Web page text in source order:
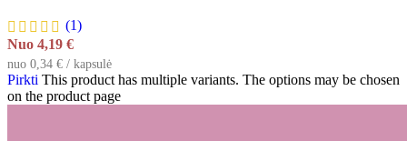
(1)
Nuo 4,19 €
nuo 0,34 € / kapsulė
Pirkti This product has multiple variants. The options may be chosen
on the product page